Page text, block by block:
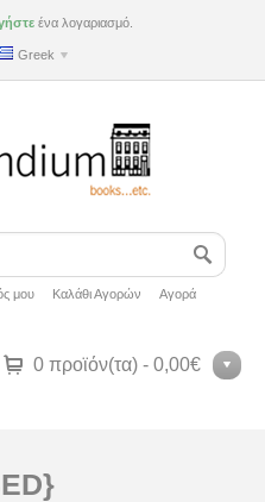
ένα λογαριασμό.
Greek
μου Καλάθι Αγορών Αγορά
0 προϊόν(τα) - 0,00€